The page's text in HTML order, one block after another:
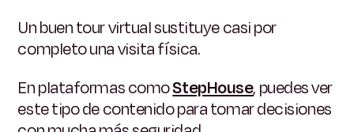
Un buen tour virtual sustituye casi por
completo una visita física.
En plataformas comoStepHouse, puedes ver
este tipo de contenido para tomar decisiones